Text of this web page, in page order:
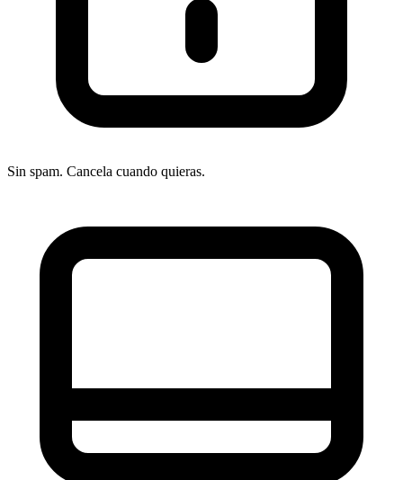
Sin spam. Cancela cuando quieras.